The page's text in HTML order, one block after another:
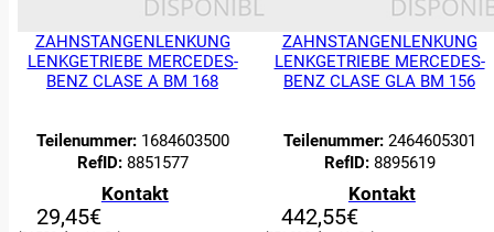
ZAHNSTANGENLENKUNG
LENKGETRIEBE MERCEDES-
BENZ CLASE A BM 168
Teilenummer:1684603500
RefID:8851577
Kontakt
29,45€
ZAHNSTANGENLENKUNG
LENKGETRIEBE MERCEDES-
BENZ CLASE GLA BM 156
Teilenummer:2464605301
RefID:8895619
Kontakt
442,55€